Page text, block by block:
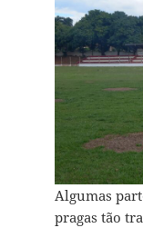
Algumas
pragas tão